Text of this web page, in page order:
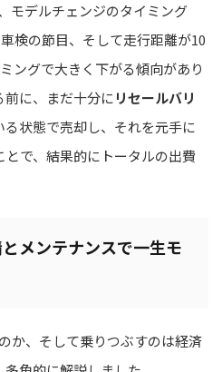
モデルチェンジのタイミング
検の節目、そして走行距離が10
ングで大きく下がる傾向があり
前に、まだ十分にリセールバリ
る状態で売却し、それを元手に
で、結果的にトータルの出費
メンテナンスで一生モ
か、そして乗りつぶすのは経済